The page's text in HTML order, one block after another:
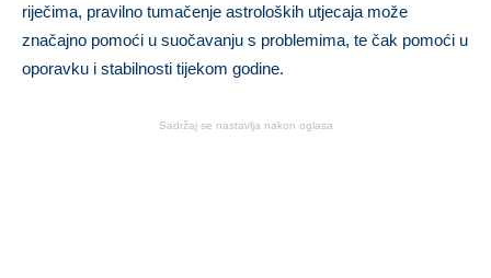
riječima, pravilno tumačenje astroloških utjecaja može
značajno pomoći u suočavanju s problemima, te čak pomoći u
oporavku i stabilnosti tijekom godine.
Sadržaj se nastavlja nakon oglasa